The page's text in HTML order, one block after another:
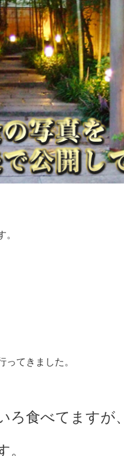
。
ってきました。
ろ食べてますが、
。